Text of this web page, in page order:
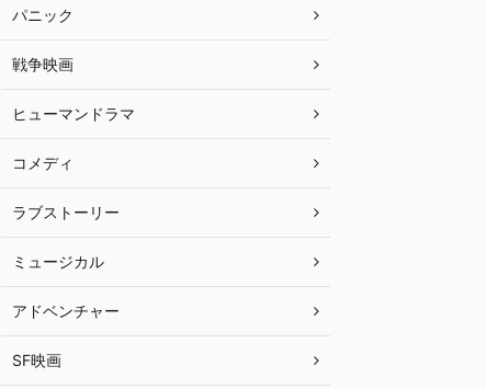
パニック
戦争映画
ヒューマンドラマ
コメディ
ラブストーリー
ミュージカル
アドベンチャー
SF映画